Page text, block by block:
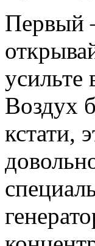
Первый
Воздух
кстати,